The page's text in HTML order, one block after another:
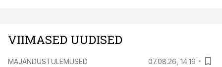
VIIMASED UUDISED
MAJANDUSTULEMUSED 07.08.26, 14:19